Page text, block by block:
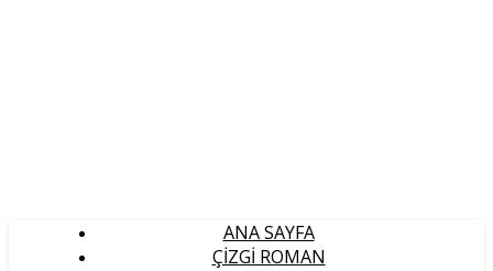
ANA SAYFA
ÇIZGI ROMAN